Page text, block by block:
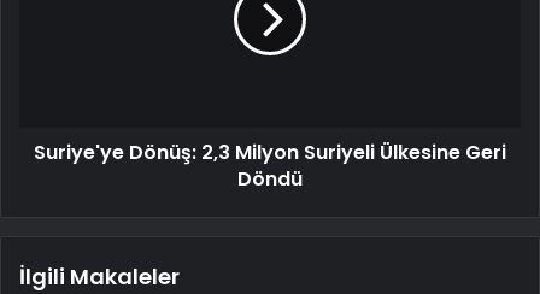
Suriye'ye Dönüş: 2,3 Milyon Suriyeli Ülkesine Geri
Döndü
İlgili Makaleler